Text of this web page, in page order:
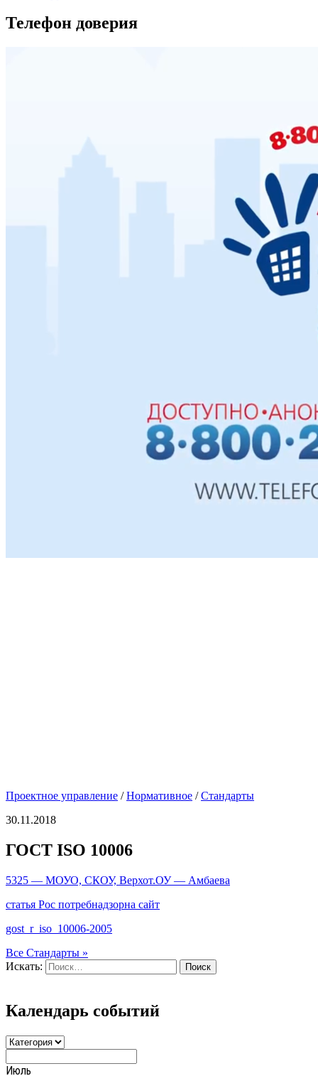
Телефон доверия
Проектное управление /Нормативное /Стандарты
30.11.2018
ГОСТ ISO 10006
5325 — МОУО, СКОУ, Верхот.ОУ — Амбаева
статья Рос потребнадзорна сайт
gost_r_iso_10006-2005
Все Стандарты »
Искать:
Поиск
Календарь событий
Июль